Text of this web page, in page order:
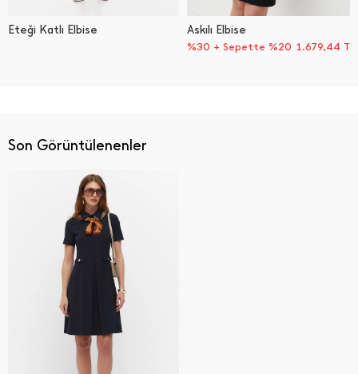
Eteği Katlı Elbise Askılı Elbise
%30 + Sepette %20 1.679,44 TL
Son Görüntülenenler